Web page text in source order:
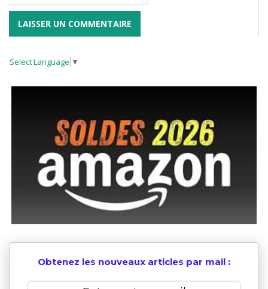
Select Language ▼
Obtenez les nouveaux articles par mail :